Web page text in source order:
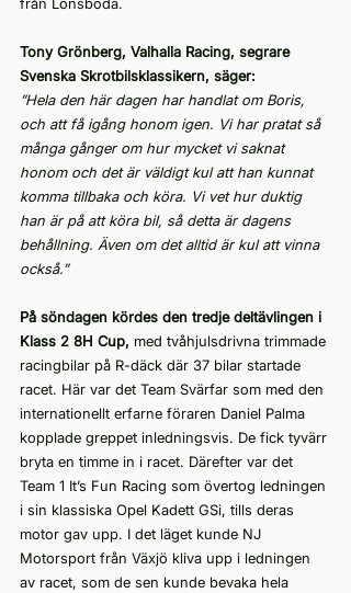
Tony Grönberg, Valhalla Racing, segrare
Svenska Skrotbilsklassikern, säger:
”Hela den här dagen har handlat om Boris,
och att få igång honom igen. Vi har pratat så
många gånger om hur mycket vi saknat
honom och det är väldigt kul att han kunnat
komma tillbaka och köra. Vi vet hur duktig
han är på att köra bil, så detta är dagens
behållning. Även om det alltid är kul att vinna
också.”
På söndagen kördes den tredje deltävlingen i
Klass 2 8H Cup, med tvåhjulsdrivna trimmade
racingbilar på R-däck där 37 bilar startade
racet. Här var det Team Svärfar som med den
internationellt erfarne föraren Daniel Palma
kopplade greppet inledningsvis. De fick tyvärr
bryta en timme in i racet. Därefter var det
Team 1 It’s Fun Racing som övertog ledningen
i sin klassiska Opel Kadett GSi, tills deras
motor gav upp. I det läget kunde NJ
Motorsport från Växjö kliva upp i ledningen
av racet, som de sen kunde bevaka hela